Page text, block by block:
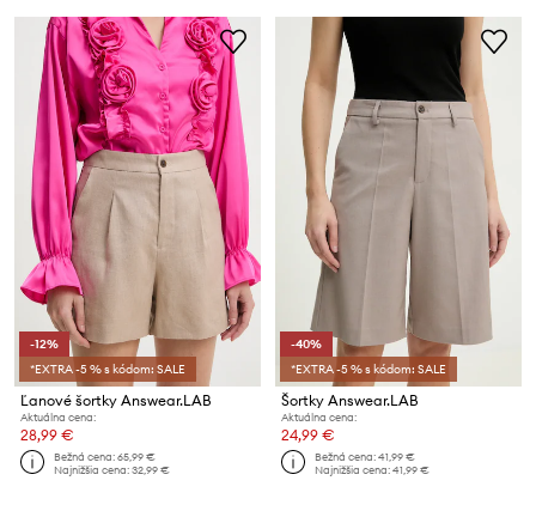
-12%
*EXTRA -5 % s kódom: SALE
Ľanové šortky Answear.LAB
Aktuálna cena:
28,99 €
Bežná cena:65,99 €
Najnižšia cena:32,99 €
-40%
*EXTRA -5 % s kódom: SALE
Šortky Answear.LAB
Aktuálna cena:
24,99 €
Bežná cena:41,99 €
Najnižšia cena:41,99 €